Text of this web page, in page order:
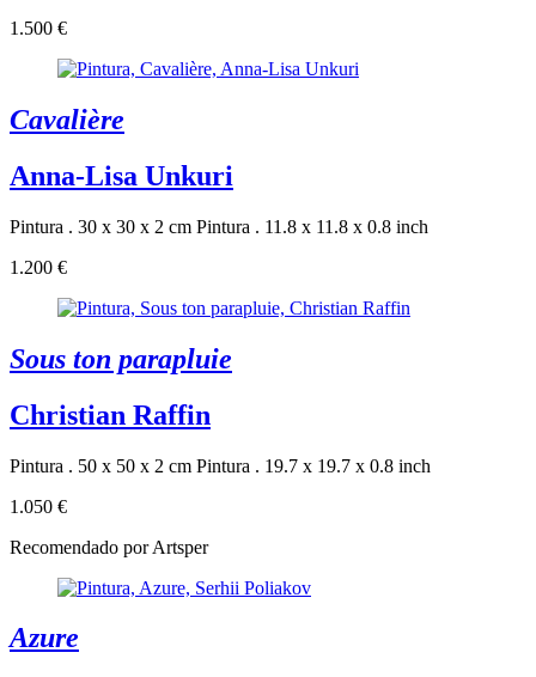
1.500 €
Cavalière
Anna-Lisa Unkuri
Pintura . 30 x 30 x 2 cm Pintura . 11.8 x 11.8 x 0.8 inch
1.200 €
Sous ton parapluie
Christian Raffin
Pintura . 50 x 50 x 2 cm Pintura . 19.7 x 19.7 x 0.8 inch
1.050 €
Recomendado por Artsper
Azure